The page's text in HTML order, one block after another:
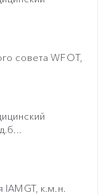
совета WFOT,
IAMGT, к.м.н.